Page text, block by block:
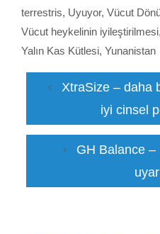
terrestris, Uyuyor, Vücut
Vücut heykelinin iyileştirilmesi,
Yalın Kas Kütlesi, Yunanistan
XtraSize – daha
iyi cinsel
GH Balance –